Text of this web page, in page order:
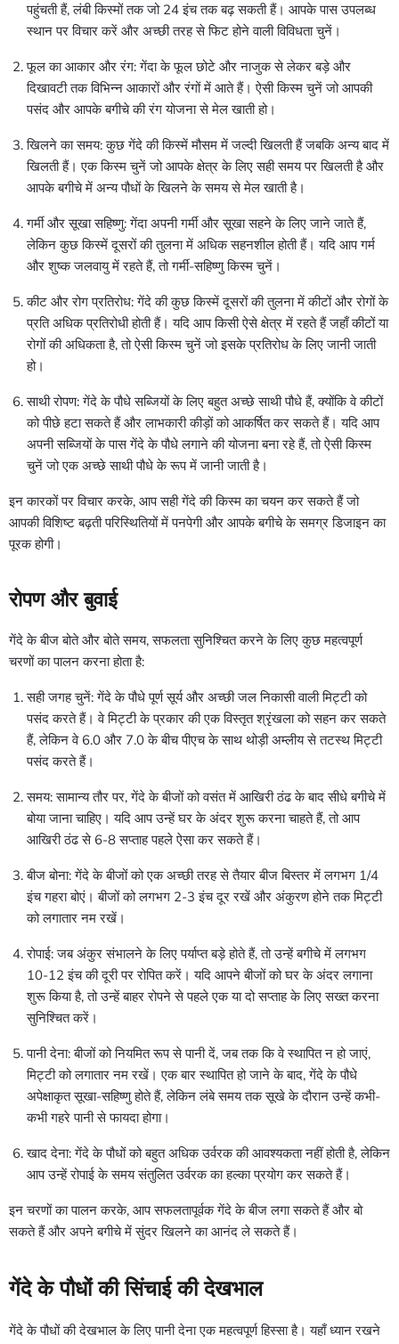
पहुंचती हैं, लंबी किस्मों तक जो 24 इंच तक बढ़ सकती हैं। आपके पास उपलब्ध
स्थान पर विचार करें और अच्छी तरह से फिट होने वाली विविधता चुनें।
फूल का आकार और रंग: गेंदा के फूल छोटे और नाजुक से लेकर बड़े और
दिखावटी तक विभिन्न आकारों और रंगों में आते हैं। ऐसी किस्म चुनें जो आपकी
पसंद और आपके बगीचे की रंग योजना से मेल खाती हो।
खिलने का समय: कुछ गेंदे की किस्में मौसम में जल्दी खिलती हैं जबकि अन्य बाद में
खिलती हैं। एक किस्म चुनें जो आपके क्षेत्र के लिए सही समय पर खिलती है और
आपके बगीचे में अन्य पौधों के खिलने के समय से मेल खाती है।
गर्मी और सूखा सहिष्णु: गेंदा अपनी गर्मी और सूखा सहने के लिए जाने जाते हैं,
लेकिन कुछ किस्में दूसरों की तुलना में अधिक सहनशील होती हैं। यदि आप गर्म
और शुष्क जलवायु में रहते हैं, तो गर्मी-सहिष्णु किस्म चुनें।
कीट और रोग प्रतिरोध: गेंदे की कुछ किस्में दूसरों की तुलना में कीटों और रोगों के
प्रति अधिक प्रतिरोधी होती हैं। यदि आप किसी ऐसे क्षेत्र में रहते हैं जहाँ कीटों या
रोगों की अधिकता है, तो ऐसी किस्म चुनें जो इसके प्रतिरोध के लिए जानी जाती
हो।
साथी रोपण: गेंदे के पौधे सब्जियों के लिए बहुत अच्छे साथी पौधे हैं, क्योंकि वे कीटों
को पीछे हटा सकते हैं और लाभकारी कीड़ों को आकर्षित कर सकते हैं। यदि आप
अपनी सब्जियों के पास गेंदे के पौधे लगाने की योजना बना रहे हैं, तो ऐसी किस्म
चुनें जो एक अच्छे साथी पौधे के रूप में जानी जाती है।
इन कारकों पर विचार करके, आप सही गेंदे की किस्म का चयन कर सकते हैं जो
आपकी विशिष्ट बढ़ती परिस्थितियों में पनपेगी और आपके बगीचे के समग्र डिजाइन का
पूरक होगी।
रोपण और बुवाई
गेंदे के बीज बोते और बोते समय, सफलता सुनिश्चित करने के लिए कुछ महत्वपूर्ण
चरणों का पालन करना होता है:
सही जगह चुनें: गेंदे के पौधे पूर्ण सूर्य और अच्छी जल निकासी वाली मिट्टी को
पसंद करते हैं। वे मिट्टी के प्रकार की एक विस्तृत श्रृंखला को सहन कर सकते
हैं, लेकिन वे 6.0 और 7.0 के बीच पीएच के साथ थोड़ी अम्लीय से तटस्थ मिट्टी
पसंद करते हैं।
समय: सामान्य तौर पर, गेंदे के बीजों को वसंत में आखिरी ठंढ के बाद सीधे बगीचे में
बोया जाना चाहिए। यदि आप उन्हें घर के अंदर शुरू करना चाहते हैं, तो आप
आखिरी ठंढ से 6-8 सप्ताह पहले ऐसा कर सकते हैं।
बीज बोना: गेंदे के बीजों को एक अच्छी तरह से तैयार बीज बिस्तर में लगभग 1/4
इंच गहरा बोएं। बीजों को लगभग 2-3 इंच दूर रखें और अंकुरण होने तक मिट्टी
को लगातार नम रखें।
रोपाई: जब अंकुर संभालने के लिए पर्याप्त बड़े होते हैं, तो उन्हें बगीचे में लगभग
10-12 इंच की दूरी पर रोपित करें। यदि आपने बीजों को घर के अंदर लगाना
शुरू किया है, तो उन्हें बाहर रोपने से पहले एक या दो सप्ताह के लिए सख्त करना
सुनिश्चित करें।
पानी देना: बीजों को नियमित रूप से पानी दें, जब तक कि वे स्थापित न हो जाएं,
मिट्टी को लगातार नम रखें। एक बार स्थापित हो जाने के बाद, गेंदे के पौधे
अपेक्षाकृत सूखा-सहिष्णु होते हैं, लेकिन लंबे समय तक सूखे के दौरान उन्हें कभी-
कभी गहरे पानी से फायदा होगा।
खाद देना: गेंदे के पौधों को बहुत अधिक उर्वरक की आवश्यकता नहीं होती है, लेकिन
आप उन्हें रोपाई के समय संतुलित उर्वरक का हल्का प्रयोग कर सकते हैं।
इन चरणों का पालन करके, आप सफलतापूर्वक गेंदे के बीज लगा सकते हैं और बो
सकते हैं और अपने बगीचे में सुंदर खिलने का आनंद ले सकते हैं।
गेंदे के पौधों की सिंचाई की देखभाल
गेंदे के पौधों की देखभाल के लिए पानी देना एक महत्वपूर्ण हिस्सा है। यहाँ ध्यान रखने